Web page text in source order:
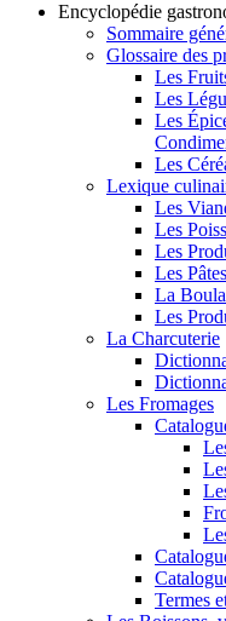
Encyclopédie
Sommaire
Glossaire des
Les
Les
Les
Les
Lexique
Les
Les
Les
Les
La
Les
La Charcuterie
Les Fromages
Termes